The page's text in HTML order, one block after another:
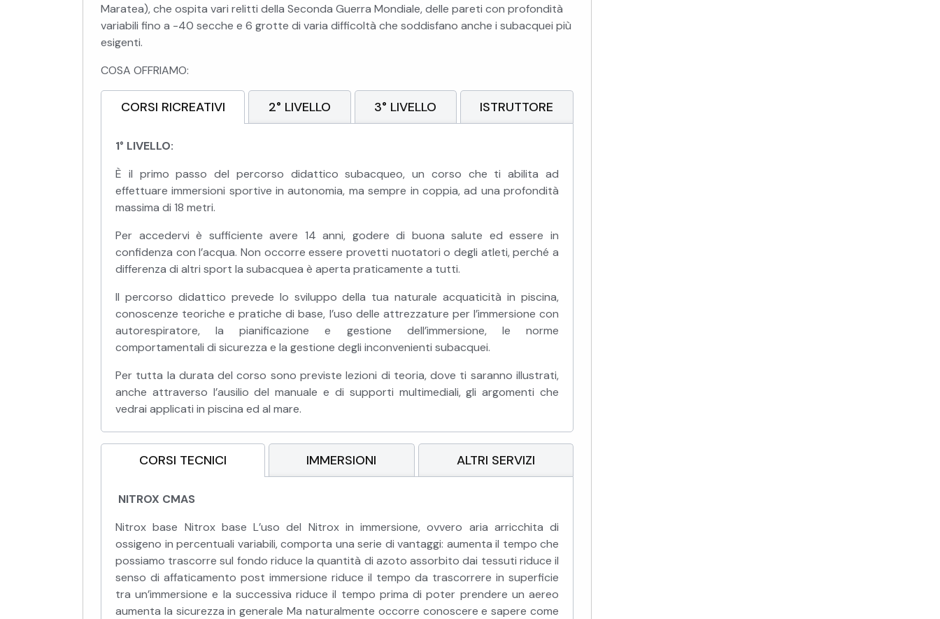
Maratea), che ospita vari relitti della Seconda Guerra Mondiale, delle pareti con profondità
variabili fino a -40 secche e 6 grotte di varia difficoltà che soddisfano anche i subacquei più
esigenti.
COSA OFFRIAMO:
CORSI RICREATIVI 2° LIVELLO 3° LIVELLO ISTRUTTORE
1° LIVELLO:
È il primo passo del percorso didattico subacqueo, un corso che ti abilita ad
effettuare immersioni sportive in autonomia, ma sempre in coppia, ad una profondità
massima di 18 metri.
Per accedervi è sufficiente avere 14 anni, godere di buona salute ed essere in
confidenza con l’acqua. Non occorre essere provetti nuotatori o degli atleti, perché a
differenza di altri sport la subacquea è aperta praticamente a tutti.
Il percorso didattico prevede lo sviluppo della tua naturale acquaticità in piscina,
conoscenze teoriche e pratiche di base, l’uso delle attrezzature per l’immersione con
autorespiratore, la pianificazione e gestione dell’immersione, le norme
comportamentali di sicurezza e la gestione degli inconvenienti subacquei.
Per tutta la durata del corso sono previste lezioni di teoria, dove ti saranno illustrati,
anche attraverso l’ausilio del manuale e di supporti multimediali, gli argomenti che
vedrai applicati in piscina ed al mare.
CORSI TECNICI IMMERSIONI ALTRI SERVIZI
NITROX CMAS
Nitrox base Nitrox base L’uso del Nitrox in immersione, ovvero aria arricchita di
ossigeno in percentuali variabili, comporta una serie di vantaggi: aumenta il tempo che
possiamo trascorre sul fondo riduce la quantità di azoto assorbito dai tessuti riduce il
senso di affaticamento post immersione riduce il tempo da trascorrere in superficie
tra un’immersione e la successiva riduce il tempo prima di poter prendere un aereo
aumenta la sicurezza in generale Ma naturalmente occorre conoscere e sapere come